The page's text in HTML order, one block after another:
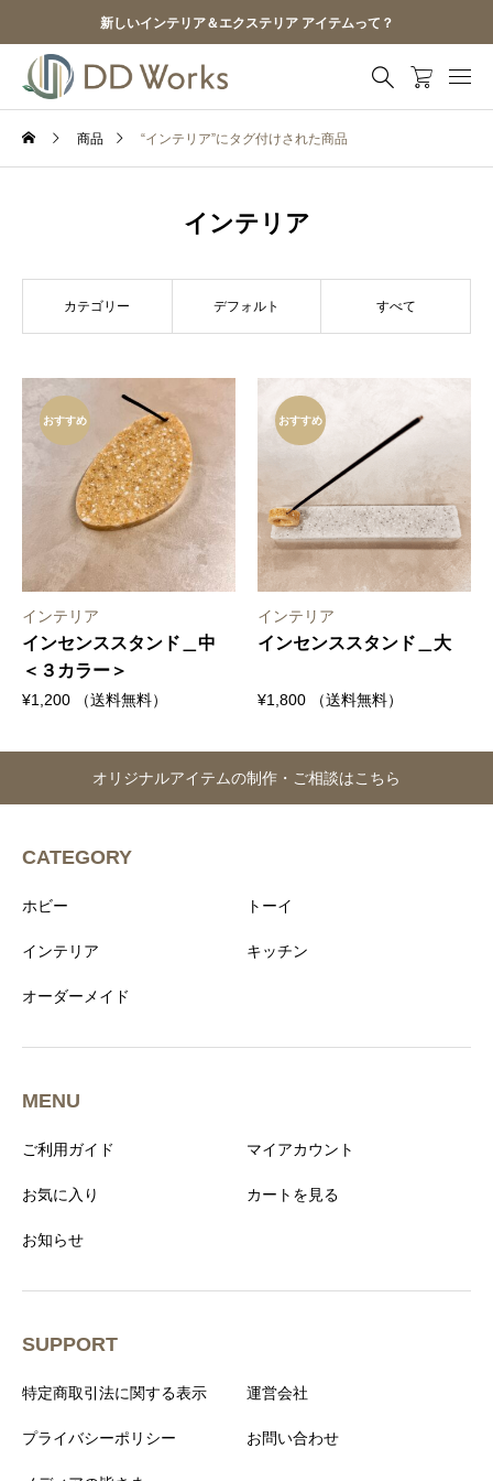
新しいインテリア＆エクステリア アイテムって？
商品 “インテリア”にタグ付けされた商品
インテリア
カテゴリー デフォルト すべて
インテリア
インセンススタンド＿中
＜３カラー＞
¥1,200 （送料無料）
おすすめ
インテリア
インセンススタンド＿大
¥1,800 （送料無料）
おすすめ
オリジナルアイテムの制作・ご相談はこちら
CATEGORY
ホビー トーイ
インテリア キッチン
オーダーメイド
MENU
ご利用ガイド マイアカウント
お気に入り カートを見る
お知らせ
SUPPORT
特定商取引法に関する表示 運営会社
プライバシーポリシー お問い合わせ